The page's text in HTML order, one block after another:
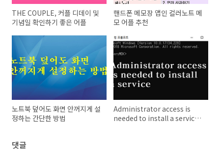
THE COUPLE, 커플 디데이 및
기념일 확인하기 좋은 어플
핸드폰 메모장 앱인 컬러노트 메
모 어플 추천
노트북 덮어도 화면 안꺼지게 설
정하는 간단한 방법
Administrator access is
needed to install a service
댓글